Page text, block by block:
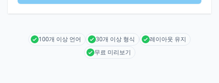
100개 이상 언어 30개 이상 형식
레이아웃 유지
무료 미리보기